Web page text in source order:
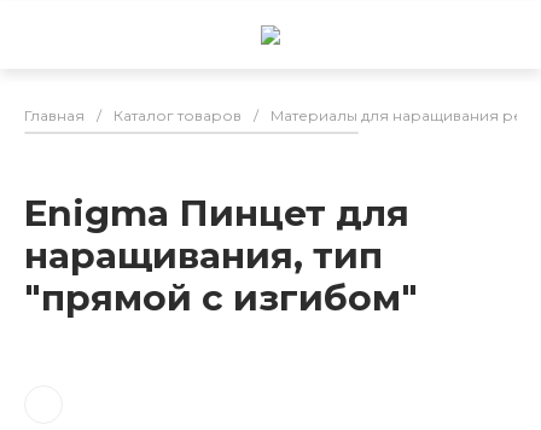
Главная / Каталог товаров / Материалы для наращивания
Enigma Пинцет для
наращивания, тип
"прямой с изгибом"